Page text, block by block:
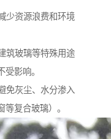
少资源浪费和环境
筑玻璃等特殊用途
影响。
免灰尘、水分渗入
复合玻璃）。